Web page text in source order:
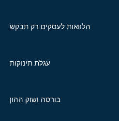
הלוואות לעסקים רק תבקש
עגלת תינוקות
בורסה ושוק ההון